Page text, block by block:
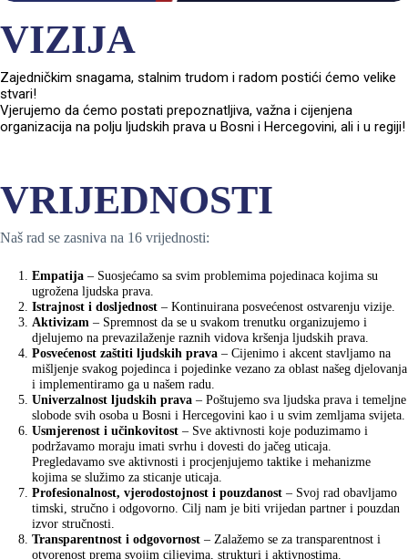
VIZIJA
Zajedničkim snagama, stalnim trudom i radom postići ćemo velike
stvari!
Vjerujemo da ćemo postati prepoznatljiva, važna i cijenjena
organizacija na polju ljudskih prava u Bosni i Hercegovini, ali i u regiji!
VRIJEDNOSTI
Naš rad se zasniva na 16 vrijednosti:
Empatija – Suosjećamo sa svim problemima pojedinaca kojima su
ugrožena ljudska prava.
Istrajnost i dosljednost – Kontinuirana posvećenost ostvarenju vizije.
Aktivizam – Spremnost da se u svakom trenutku organizujemo i
djelujemo na prevazilaženje raznih vidova kršenja ljudskih prava.
Posvećenost zaštiti ljudskih prava – Cijenimo i akcent stavljamo na
mišljenje svakog pojedinca i pojedinke vezano za oblast našeg djelovanja
i implementiramo ga u našem radu.
Univerzalnost ljudskih prava – Poštujemo sva ljudska prava i temeljne
slobode svih osoba u Bosni i Hercegovini kao i u svim zemljama svijeta.
Usmjerenost i učinkovitost – Sve aktivnosti koje poduzimamo i
podržavamo moraju imati svrhu i dovesti do jačeg uticaja.
Pregledavamo sve aktivnosti i procjenjujemo taktike i mehanizme
kojima se služimo za sticanje uticaja.
Profesionalnost, vjerodostojnost i pouzdanost – Svoj rad obavljamo
timski, stručno i odgovorno. Cilj nam je biti vrijedan partner i pouzdan
izvor stručnosti.
Transparentnost i odgovornost – Zalažemo se za transparentnost i
otvorenost prema svojim ciljevima, strukturi i aktivnostima.